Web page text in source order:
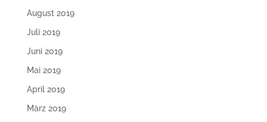
August 2019
Juli 2019
Juni 2019
Mai 2019
April 2019
März 2019